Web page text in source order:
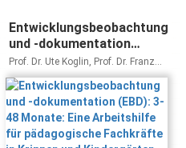
Entwicklungsbeobachtung
und -dokumentation
(EBD): 3-48 Monate: Eine
Arbeitshilfe für
pädagogische Fachkräfte
in Krippen und
Kindergärten. Buch mit
CD-ROM
Prof. Dr. Ute Koglin, Prof. Dr. Franz
Petermann, Prof. Dr. Ulrike
Petermann